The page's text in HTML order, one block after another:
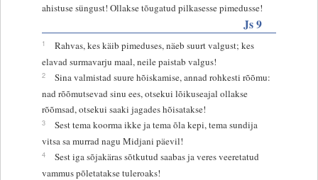
ahistuse süngust! Ollakse tõugatud pilkasesse pimedusse!
Js 9
1
Rahvas, kes käib pimeduses, näeb suurt valgust; kes
elavad surmavarju maal, neile paistab valgus!
2
Sina valmistad suure hõiskamise, annad rohkesti rõõmu:
nad rõõmutsevad sinu ees, otsekui lõikuseajal ollakse
rõõmsad, otsekui saaki jagades hõisatakse!
3
Sest tema koorma ikke ja tema õla kepi, tema sundija
vitsa sa murrad nagu Midjani päevil!
4
Sest iga sõjakäras sõtkutud saabas ja veres veeretatud
vammus põletatakse tuleroaks!